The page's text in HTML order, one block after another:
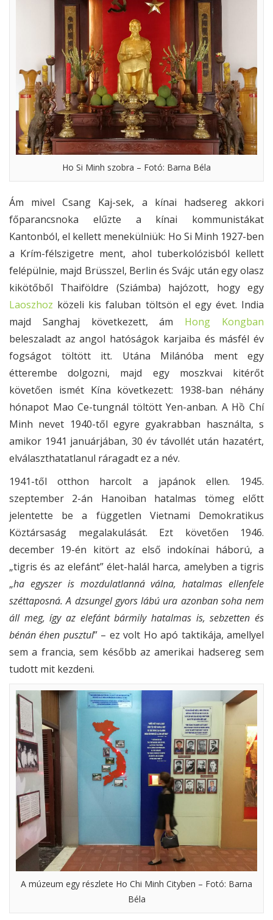
Ho Si Minh szobra – Fotó: Barna Béla
Ám mivel Csang Kaj-sek, a kínai hadsereg akkori
főparancsnoka elűzte a kínai kommunistákat
Kantonból, el kellett menekülniük: Ho Si Minh 1927-ben
a Krím-félszigetre ment, ahol tuberkolózisból kellett
felépülnie, majd Brüsszel, Berlin és Svájc után egy olasz
kikötőből Thaiföldre (Sziámba) hajózott, hogy egy
Laoszhoz közeli kis faluban töltsön el egy évet. India
majd Sanghaj következett, ám Hong Kongban
beleszaladt az angol hatóságok karjaiba és másfél év
fogságot töltött itt. Utána Milánóba ment egy
étterembe dolgozni, majd egy moszkvai kitérőt
követően ismét Kína következett: 1938-ban néhány
hónapot Mao Ce-tungnál töltött Yen-anban. A Hồ Chí
Minh nevet 1940-től egyre gyakrabban használta, s
amikor 1941 januárjában, 30 év távollét után hazatért,
elválaszthatatlanul ráragadt ez a név.
1941-től otthon harcolt a japánok ellen. 1945.
szeptember 2-án Hanoiban hatalmas tömeg előtt
jelentette be a független Vietnami Demokratikus
Köztársaság megalakulását. Ezt követően 1946.
december 19-én kitört az első indokínai háború, a
„tigris és az elefánt” élet-halál harca, amelyben a tigris
„ha egyszer is mozdulatlanná válna, hatalmas ellenfele
széttaposná. A dzsungel gyors lábú ura azonban soha nem
áll meg, így az elefánt bármily hatalmas is, sebzetten és
bénán éhen pusztul” – ez volt Ho apó taktikája, amellyel
sem a francia, sem később az amerikai hadsereg sem
tudott mit kezdeni.
A múzeum egy részlete Ho Chi Minh Cityben – Fotó: Barna
Béla